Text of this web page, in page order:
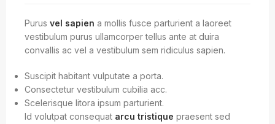
Purus vel sapien a mollis fusce parturient a laoreet
vestibulum purus ullamcorper tellus ante at duira
convallis ac vel a vestibulum sem ridiculus sapien.
Suscipit habitant vulputate a porta.
Consectetur vestibulum cubilia acc.
Scelerisque litora ipsum parturient.
Id volutpat consequat arcu tristique praesent sed